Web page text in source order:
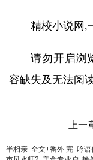
精校小说网,
请勿开启浏
容缺失及无法阅
上一
半相亲 全文+番外 完 吟语